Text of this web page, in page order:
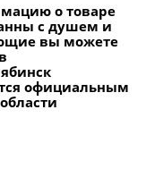
о товаре
с душем и
вы можете
официальным